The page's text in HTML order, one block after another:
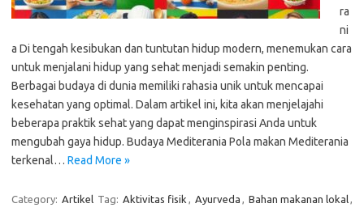
ra
ni
a Di tengah kesibukan dan tuntutan hidup modern, menemukan cara
untuk menjalani hidup yang sehat menjadi semakin penting.
Berbagai budaya di dunia memiliki rahasia unik untuk mencapai
kesehatan yang optimal. Dalam artikel ini, kita akan menjelajahi
beberapa praktik sehat yang dapat menginspirasi Anda untuk
mengubah gaya hidup. Budaya Mediterania Pola makan Mediterania
terkenal… Read More »
Category: Artikel Tag: Aktivitas fisik , Ayurveda , Bahan makanan lokal,